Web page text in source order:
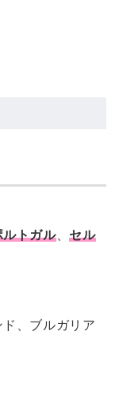
トガル、セル
、ブルガリア